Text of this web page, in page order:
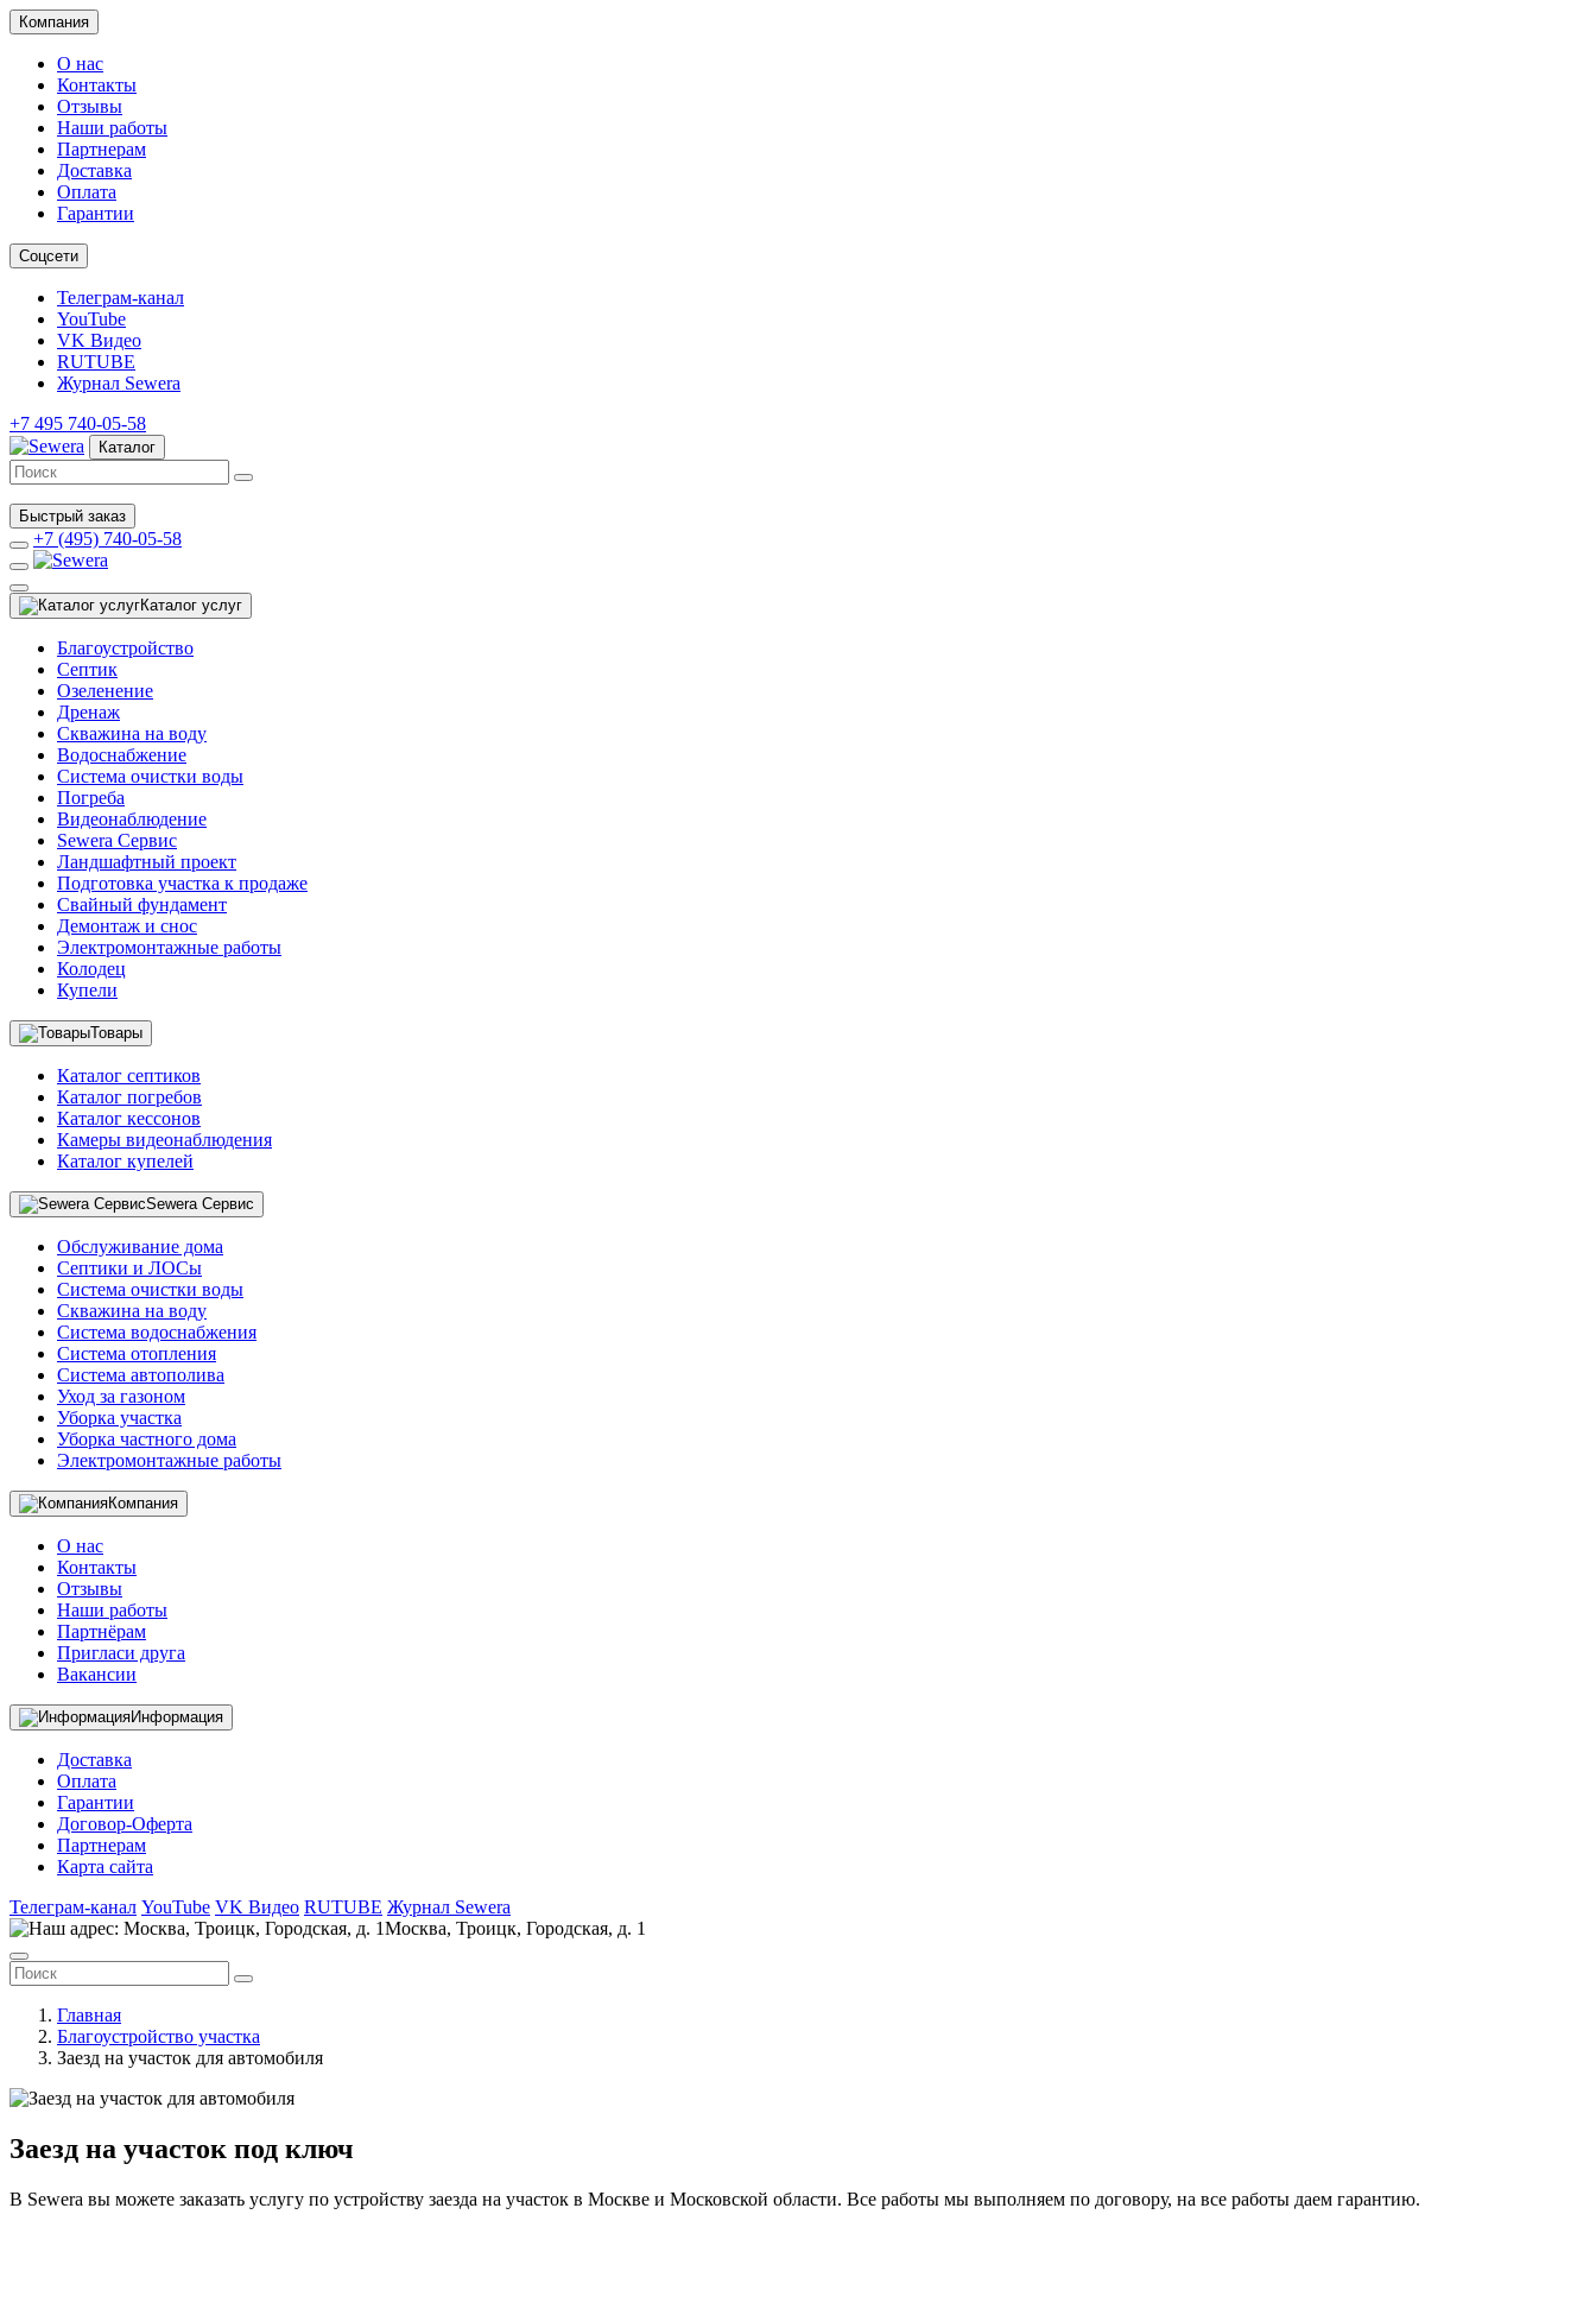
Компания
О нас
Контакты
Отзывы
Наши работы
Партнерам
Доставка
Оплата
Гарантии
Соцсети
Телеграм-канал
YouTube
VK Видео
RUTUBE
Журнал Sewera
+7 495 740-05-58
Каталог
Быстрый заказ
+7 (495) 740-05-58
Каталог услуг
Благоустройство
Септик
Озеленение
Дренаж
Скважина на воду
Водоснабжение
Система очистки воды
Погреба
Видеонаблюдение
Sewera Сервис
Ландшафтный проект
Подготовка участка к продаже
Свайный фундамент
Демонтаж и снос
Электромонтажные работы
Колодец
Купели
Товары
Каталог септиков
Каталог погребов
Каталог кессонов
Камеры видеонаблюдения
Каталог купелей
Sewera Сервис
Обслуживание дома
Септики и ЛОСы
Система очистки воды
Скважина на воду
Система водоснабжения
Система отопления
Система автополива
Уход за газоном
Уборка участка
Уборка частного дома
Электромонтажные работы
Компания
О нас
Контакты
Отзывы
Наши работы
Партнёрам
Пригласи друга
Вакансии
Информация
Доставка
Оплата
Гарантии
Договор-Оферта
Партнерам
Карта сайта
Телеграм-канал YouTube VK Видео RUTUBE Журнал Sewera
Москва, Троицк, Городская, д. 1
Главная
Благоустройство участка
Заезд на участок для автомобиля
Заезд на участок под ключ
В Sewera вы можете заказать услугу по устройству заезда на участок в Москве и Московской области. Все работы мы выполняем по договору, на все работы даем гарантию.